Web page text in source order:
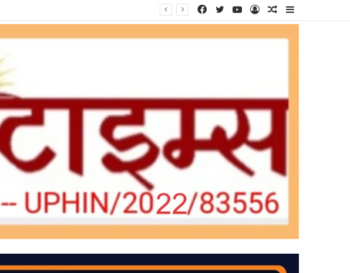
Sidebar
Random
Log
YouTube
Twitter
Facebook